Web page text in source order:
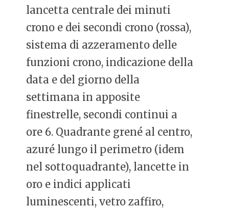
lancetta centrale dei minuti
crono e dei secondi crono (rossa),
sistema di azzeramento delle
funzioni crono, indicazione della
data e del giorno della
settimana in apposite
finestrelle, secondi continui a
ore 6. Quadrante grené al centro,
azuré lungo il perimetro (idem
nel sottoquadrante), lancette in
oro e indici applicati
luminescenti, vetro zaffiro,